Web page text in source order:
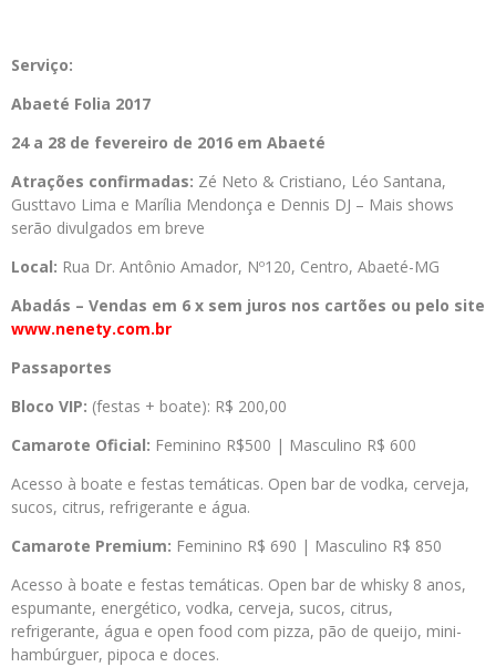
Serviço:
Abaeté Folia 2017
24 a 28 de fevereiro de 2016 em Abaeté
Atrações confirmadas: Zé Neto & Cristiano, Léo Santana,
Gusttavo Lima e Marília Mendonça e Dennis DJ – Mais shows
serão divulgados em breve
Local: Rua Dr. Antônio Amador, Nº120, Centro, Abaeté-MG
Abadás – Vendas em 6 x sem juros nos cartões ou pelo site
www.nenety.com.br
Passaportes
Bloco VIP: (festas + boate): R$ 200,00
Camarote Oficial: Feminino R$500 | Masculino R$ 600
Acesso à boate e festas temáticas. Open bar de vodka, cerveja,
sucos, citrus, refrigerante e água.
Camarote Premium: Feminino R$ 690 | Masculino R$ 850
Acesso à boate e festas temáticas. Open bar de whisky 8 anos,
espumante, energético, vodka, cerveja, sucos, citrus,
refrigerante, água e open food com pizza, pão de queijo, mini-
hambúrguer, pipoca e doces.